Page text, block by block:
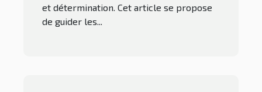
et détermination. Cet article se propose
de guider les...